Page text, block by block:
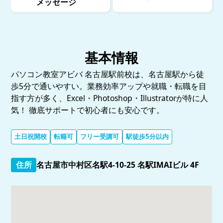
基本情報
パソコン教室アビバ 名古屋駅前校は、名古屋駅から徒
歩5分で通いやすい。業務効率アップや就職・転職を目
指す方が多く、Excel・Photoshop・Illustratorが特に人
気！ 徹底サポートで初心者にも安心です。
土日祝開校 転籍可 フリー受講可 駅徒歩5分以内
住所 名古屋市中村区名駅4-10-25 名駅IMAIビル 4F